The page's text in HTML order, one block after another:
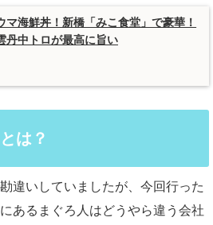
マ海鮮丼！新橋「みこ食堂」で豪華！
丹中トロが最高に旨い
は？
違いしていましたが、今回行った
あるまぐろ人はどうやら違う会社